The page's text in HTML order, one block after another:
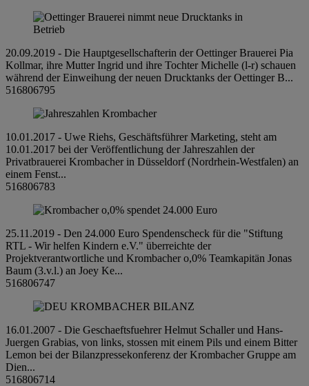
20.09.2019 - Die Hauptgesellschafterin der Oettinger Brauerei Pia
Kollmar, ihre Mutter Ingrid und ihre Tochter Michelle (l-r) schauen
während der Einweihung der neuen Drucktanks der Oettinger B...
516806795
10.01.2017 - Uwe Riehs, Geschäftsführer Marketing, steht am
10.01.2017 bei der Veröffentlichung der Jahreszahlen der
Privatbrauerei Krombacher in Düsseldorf (Nordrhein-Westfalen) an
einem Fenst...
516806783
25.11.2019 - Den 24.000 Euro Spendenscheck für die "Stiftung
RTL - Wir helfen Kindern e.V." überreichte der
Projektverantwortliche und Krombacher o,0% Teamkapitän Jonas
Baum (3.v.l.) an Joey Ke...
516806747
16.01.2007 - Die Geschaeftsfuehrer Helmut Schaller und Hans-
Juergen Grabias, von links, stossen mit einem Pils und einem Bitter
Lemon bei der Bilanzpressekonferenz der Krombacher Gruppe am
Dien...
516806714